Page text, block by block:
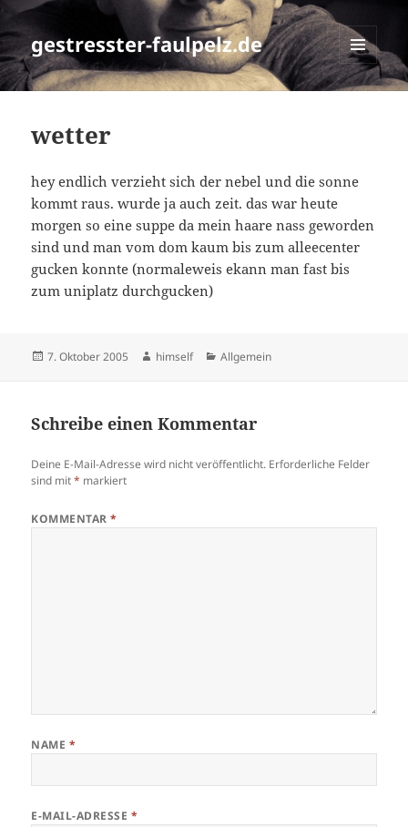
gestresster-faulpelz.de
MENÜ
UND
wetter
hey endlich verzieht sich der nebel und die sonne
kommt raus. wurde ja auch zeit. das war heute
morgen so eine suppe da mein haare nass geworden
sind und man vom dom kaum bis zum alleecenter
gucken konnte (normaleweis ekann man fast bis
zum uniplatz durchgucken)
Veröffentlicht
7. Oktober 2005 Autor
himself Kategorien
Allgemein
Schreibe einen Kommentar
Deine E-Mail-Adresse wird nicht veröffentlicht. Erforderliche Felder
sind mit* markiert
KOMMENTAR*
NAME *
E-MAIL-ADRESSE *